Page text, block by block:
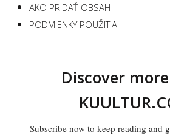
AKO PRIDAŤ OBSAH
PODMIENKY POUŽITIA
Discover
Subscribe now to keep reading and